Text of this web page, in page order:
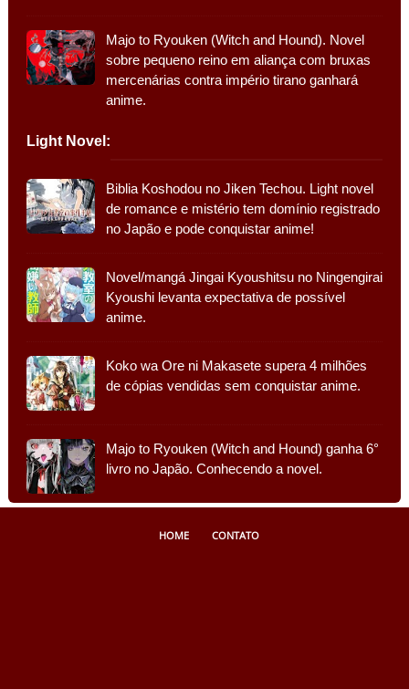
Majo to Ryouken (Witch and Hound). Novel
sobre pequeno reino em aliança com bruxas
mercenárias contra império tirano ganhará
anime.
Light Novel:
Biblia Koshodou no Jiken Techou. Light novel
de romance e mistério tem domínio registrado
no Japão e pode conquistar anime!
Novel/mangá Jingai Kyoushitsu no Ningengirai
Kyoushi levanta expectativa de possível
anime.
Koko wa Ore ni Makasete supera 4 milhões
de cópias vendidas sem conquistar anime.
Majo to Ryouken (Witch and Hound) ganha 6°
livro no Japão. Conhecendo a novel.
HOME CONTATO